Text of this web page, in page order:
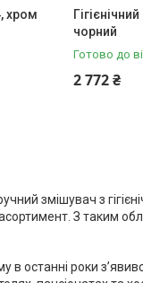
хром
чорний
Готово до
2 772 ₴
змішувач з
З таким
роки